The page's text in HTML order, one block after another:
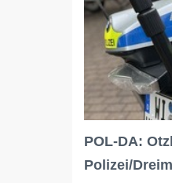
POL-DA:
Polizei/